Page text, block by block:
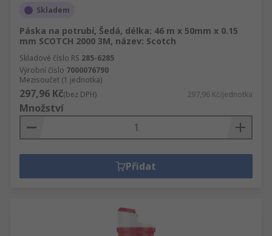
Skladem
Páska na potrubí, Šedá, délka: 46 m x 50mm x 0.15
mm SCOTCH 2000 3M, název: Scotch
Skladové číslo RS 285-6285
Výrobní číslo 7000076790
Mezisoučet (1 jednotka)
297,96 Kč(bez DPH) 297,96 Kč/jednotka
Množství
Přidat